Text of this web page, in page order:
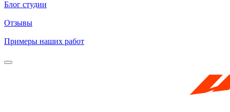
Блог студии
Отзывы
Примеры наших работ